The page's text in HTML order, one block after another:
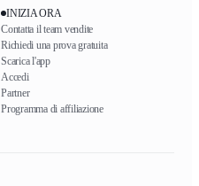
INIZIA ORA
Contatta il team vendite
Richiedi una prova gratuita
Scarica l'app
Accedi
Partner
Programma di affiliazione